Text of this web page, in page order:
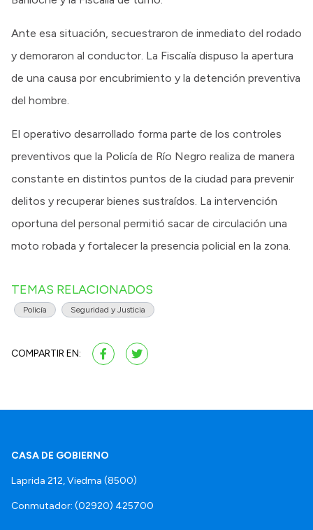
Ante esa situación, secuestraron de inmediato del rodado
y demoraron al conductor. La Fiscalía dispuso la apertura
de una causa por encubrimiento y la detención preventiva
del hombre.
El operativo desarrollado forma parte de los controles
preventivos que la Policía de Río Negro realiza de manera
constante en distintos puntos de la ciudad para prevenir
delitos y recuperar bienes sustraídos. La intervención
oportuna del personal permitió sacar de circulación una
moto robada y fortalecer la presencia policial en la zona.
TEMAS RELACIONADOS
Policía Seguridad y Justicia
COMPARTIR EN:
CASA DE GOBIERNO
Laprida 212, Viedma (8500)
Conmutador: (02920) 425700